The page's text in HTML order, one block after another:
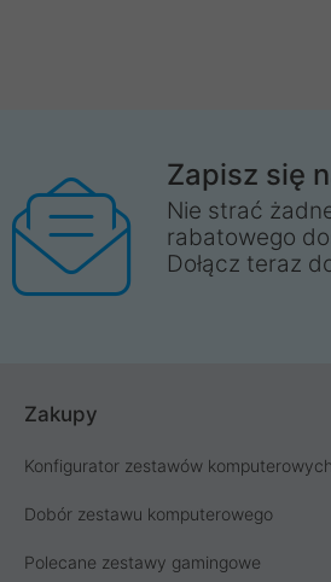
Zapisz się
Nie strać
rabatowego
Dołącz teraz
Zakupy
Konfigurator zestawów komputerowych
Dobór zestawu komputerowego
Polecane zestawy gamingowe